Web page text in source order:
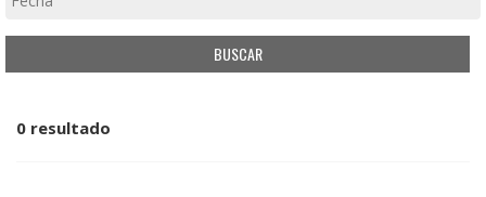
0 resultado